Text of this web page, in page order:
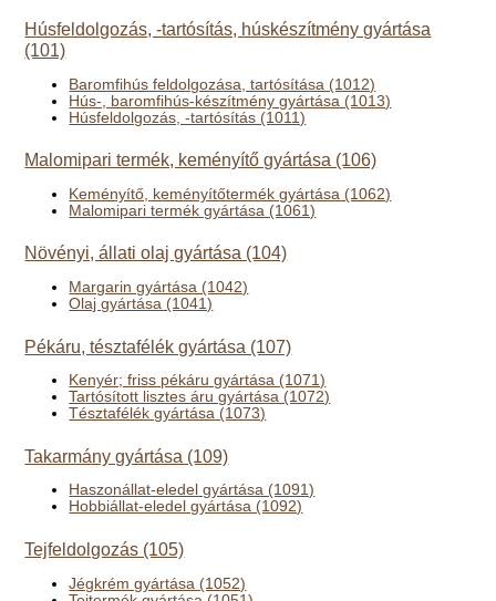
Húsfeldolgozás, -tartósítás, húskészítmény gyártása
(101)
Baromfihús feldolgozása, tartósítása (1012)
Hús-, baromfihús-készítmény gyártása (1013)
Húsfeldolgozás, -tartósítás (1011)
Malomipari termék, keményítő gyártása (106)
Keményítő, keményítőtermék gyártása (1062)
Malomipari termék gyártása (1061)
Növényi, állati olaj gyártása (104)
Margarin gyártása (1042)
Olaj gyártása (1041)
Pékáru, tésztafélék gyártása (107)
Kenyér; friss pékáru gyártása (1071)
Tartósított lisztes áru gyártása (1072)
Tésztafélék gyártása (1073)
Takarmány gyártása (109)
Haszonállat-eledel gyártása (1091)
Hobbiállat-eledel gyártása (1092)
Tejfeldolgozás (105)
Jégkrém gyártása (1052)